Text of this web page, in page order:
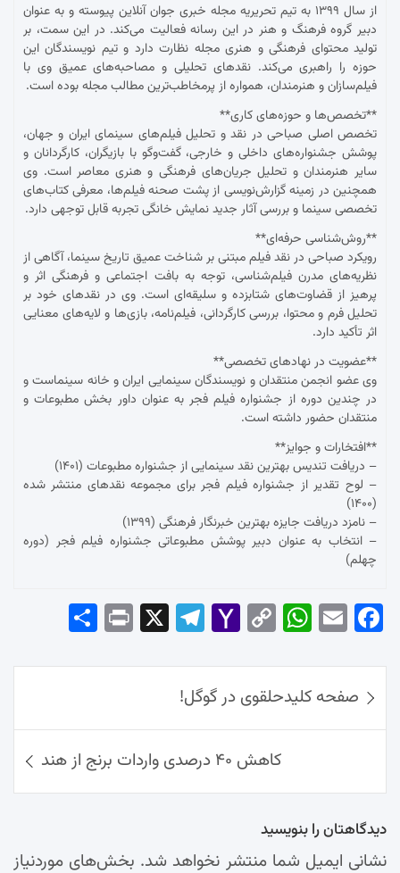
از سال ۱۳۹۹ به تیم تحریریه مجله خبری جوان آنلاین پیوسته و به عنوان
دبیر گروه فرهنگ و هنر در این رسانه فعالیت می‌کند. در این سمت، بر
تولید محتوای فرهنگی و هنری مجله نظارت دارد و تیم نویسندگان این
حوزه را راهبری می‌کند. نقدهای تحلیلی و مصاحبه‌های عمیق وی با
فیلم‌سازان و هنرمندان، همواره از پرمخاطب‌ترین مطالب مجله بوده است.
**تخصص‌ها و حوزه‌های کاری**
تخصص اصلی صباحی در نقد و تحلیل فیلم‌های سینمای ایران و جهان،
پوشش جشنواره‌های داخلی و خارجی، گفت‌وگو با بازیگران، کارگردانان و
سایر هنرمندان و تحلیل جریان‌های فرهنگی و هنری معاصر است. وی
همچنین در زمینه گزارش‌نویسی از پشت صحنه فیلم‌ها، معرفی کتاب‌های
تخصصی سینما و بررسی آثار جدید نمایش خانگی تجربه قابل توجهی دارد.
**روش‌شناسی حرفه‌ای**
رویکرد صباحی در نقد فیلم مبتنی بر شناخت عمیق تاریخ سینما، آگاهی از
نظریه‌های مدرن فیلم‌شناسی، توجه به بافت اجتماعی و فرهنگی اثر و
پرهیز از قضاوت‌های شتابزده و سلیقه‌ای است. وی در نقدهای خود بر
تحلیل فرم و محتوا، بررسی کارگردانی، فیلم‌نامه، بازی‌ها و لایه‌های معنایی
اثر تأکید دارد.
**عضویت در نهادهای تخصصی**
وی عضو انجمن منتقدان و نویسندگان سینمایی ایران و خانه سینماست و
در چندین دوره از جشنواره فیلم فجر به عنوان داور بخش مطبوعات و
منتقدان حضور داشته است.
**افتخارات و جوایز**
– دریافت تندیس بهترین نقد سینمایی از جشنواره مطبوعات (۱۴۰۱)
– لوح تقدیر از جشنواره فیلم فجر برای مجموعه نقدهای منتشر شده
(۱۴۰۰)
– نامزد دریافت جایزه بهترین خبرنگار فرهنگی (۱۳۹۹)
– انتخاب به عنوان دبیر پوشش مطبوعاتی جشنواره فیلم فجر (دوره
چهلم)
Fac
ok
Em
Wh
Ap
p
Co
Lin
k
Yah
Mai
l
Tel
am
Pri
راهبری
نوشته‌ها
صفحه کلیدحلقوی در گوگل!
کاهش ۴۰ درصدی واردات برنج از هند
دیدگاهتان را بنویسید
نشانی ایمیل شما منتشر نخواهد شد. بخش‌های موردنیاز